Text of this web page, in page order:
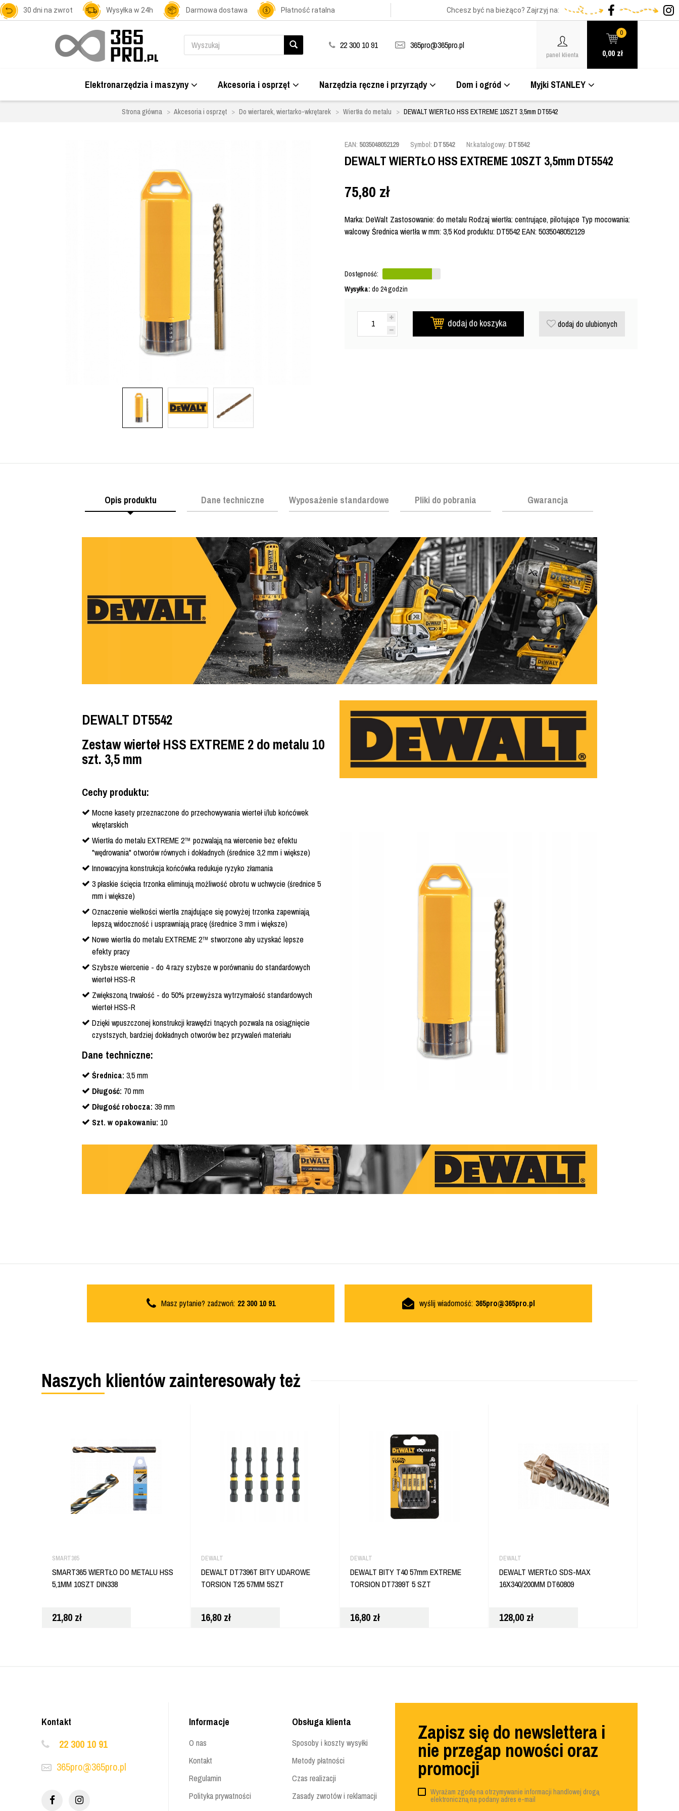
30 dni na zwrot Wysyłka w 24h Darmowa dostawa Płatność ratalna Chcesz być na bieżąco? Zajrzyj na:
22 300 10 91 365pro@365pro.pl
panel klienta
0
0,00 zł
Elektronarzędzia i maszyny Akcesoria i osprzęt Narzędzia ręczne i przyrządy Dom i ogród Myjki STANLEY
Strona główna Akcesoria i osprzęt Do wiertarek, wiertarko-wkrętarek Wiertła do metalu DEWALT WIERTŁO HSS EXTREME 10SZT 3,5mm DT5542
EAN: 5035048052129 Symbol: DT5542 Nr.katalogowy: DT5542
DEWALT WIERTŁO HSS EXTREME 10SZT 3,5mm DT5542
75,80 zł
Marka: DeWalt Zastosowanie: do metalu Rodzaj wiertła: centrujące, pilotujące Typ mocowania:
walcowy Średnica wiertła w mm: 3,5 Kod produktu: DT5542 EAN: 5035048052129
Dostępność:
Wysyłka: do 24 godzin
dodaj do koszyka dodaj do ulubionych
Opis produktu Dane techniczne Wyposażenie standardowe Pliki do pobrania Gwarancja
DEWALT DT5542
Zestaw wierteł HSS EXTREME 2 do metalu 10
szt. 3,5 mm
Cechy produktu:
Mocne kasety przeznaczone do przechowywania wierteł i/lub końcówek
wkrętarskich
Wiertła do metalu EXTREME 2™ pozwalają na wiercenie bez efektu
"wędrowania" otworów równych i dokładnych (średnice 3,2 mm i większe)
Innowacyjna konstrukcja końcówka redukuje ryzyko złamania
3 płaskie ścięcia trzonka eliminują możliwość obrotu w uchwycie (średnice 5
mm i większe)
Oznaczenie wielkości wiertła znajdujące się powyżej trzonka zapewniają
lepszą widoczność i usprawniają pracę (średnice 3 mm i większe)
Nowe wiertła do metalu EXTREME 2™ stworzone aby uzyskać lepsze
efekty pracy
Szybsze wiercenie - do 4 razy szybsze w porównaniu do standardowych
wierteł HSS-R
Zwiększoną trwałość - do 50% przewyższa wytrzymałość standardowych
wierteł HSS-R
Dzięki wpuszczonej konstrukcji krawędzi tnących pozwala na osiągnięcie
czystszych, bardziej dokładnych otworów bez przywaleń materiału
Dane techniczne:
Średnica: 3,5 mm
Długość: 70 mm
Długość robocza: 39 mm
Szt. w opakowaniu: 10
Masz pytanie? zadzwoń: 22 300 10 91 wyślij wiadomość: 365pro@365pro.pl
Naszych klientów zainteresowały też
SMART365
SMART365 WIERTŁO DO METALU HSS
5,1MM 10SZT DIN338
21,80 zł
DEWALT
DEWALT DT7396T BITY UDAROWE
TORSION T25 57MM 5SZT
16,80 zł
DEWALT
DEWALT BITY T40 57mm EXTREME
TORSION DT7399T 5 SZT
16,80 zł
DEWALT
DEWALT WIERTŁO SDS-MAX
16X340/200MM DT60809
128,00 zł
Zapisz się do newslettera i
nie przegap nowości oraz
promocji
Wyrażam zgodę na otrzymywanie informacji handlowej drogą
elektroniczną na podany adres e-mail
Informacje
O nas
Kontakt
Regulamin
Polityka prywatności
Obsługa klienta
Sposoby i koszty wysyłki
Metody płatności
Czas realizacji
Zasady zwrotów i reklamacji
Kontakt
22 300 10 91
365pro@365pro.pl